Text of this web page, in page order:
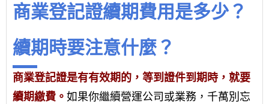
商業登記證續期費用是多少？
續期時要注意什麼？
商業登記證是有有效期的，等到證件到期時，就要
續期繳費。 如果你繼續營運公司或業務，千萬別忘